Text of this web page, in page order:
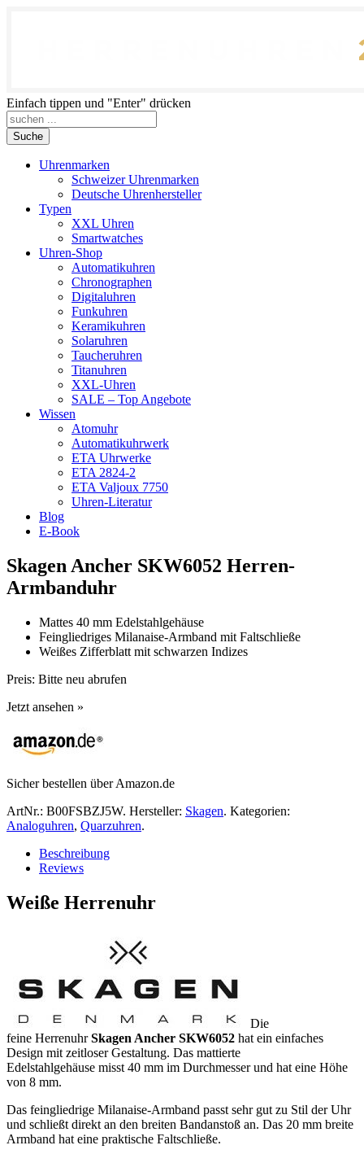
Einfach tippen und "Enter" drücken
Suche
Uhrenmarken
Schweizer Uhrenmarken
Deutsche Uhrenhersteller
Typen
XXL Uhren
Smartwatches
Uhren-Shop
Automatikuhren
Chronographen
Digitaluhren
Funkuhren
Keramikuhren
Solaruhren
Taucheruhren
Titanuhren
XXL-Uhren
SALE – Top Angebote
Wissen
Atomuhr
Automatikuhrwerk
ETA Uhrwerke
ETA 2824-2
ETA Valjoux 7750
Uhren-Literatur
Blog
E-Book
Skagen Ancher SKW6052 Herren-
Armbanduhr
Mattes 40 mm Edelstahlgehäuse
Feingliedriges Milanaise-Armband mit Faltschließe
Weißes Zifferblatt mit schwarzen Indizes
Preis: Bitte neu abrufen
Jetzt ansehen »
Sicher bestellen über Amazon.de
ArtNr.: B00FSBZJ5W. Hersteller: Skagen. Kategorien:
Analoguhren, Quarzuhren.
Beschreibung
Reviews
Weiße Herrenuhr
Die
feine HerrenuhrSkagen Ancher SKW6052 hat ein einfaches
Design mit zeitloser Gestaltung. Das mattierte
Edelstahlgehäuse misst 40 mm im Durchmesser und hat eine Höhe
von 8 mm.
Das feingliedrige Milanaise-Armband passt sehr gut zu Stil der Uhr
und schließt direkt an den breiten Bandanstoß an. Das 20 mm breite
Armband hat eine praktische Faltschließe.